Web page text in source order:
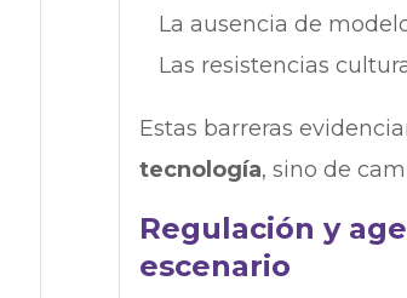
La ausencia de
Las resistencias
Estas barreras
tecnología, sino de
Regulación y
escenario